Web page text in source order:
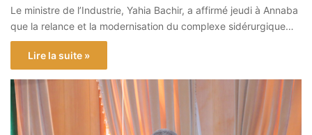
Le ministre de l’Industrie, Yahia Bachir, a affirmé jeudi à Annaba
que la relance et la modernisation du complexe sidérurgique…
Lire la suite »